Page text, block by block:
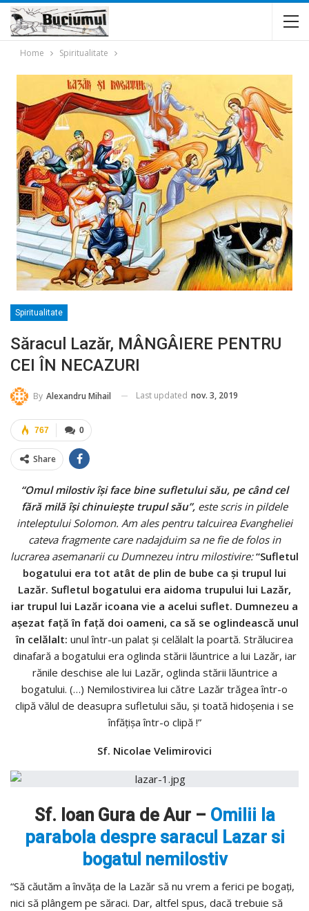
Home Spiritualitate
Spiritualitate
Săracul Lazăr, MÂNGÂIERE PENTRU
CEI ÎN NECAZURI
By Alexandru Mihail Last updated nov. 3, 2019
0
767
Share
“Omul milostiv îşi face bine sufletului său, pe când cel
fără milă îşi chinuieşte trupul său”, este scris in pildele
inteleptului Solomon. Am ales pentru talcuirea Evangheliei
cateva fragmente care nadajduim sa ne fie de folos in
lucrarea asemanarii cu Dumnezeu intru milostivire: “Sufletul
bogatului era tot atât de plin de bube ca şi trupul lui
Lazăr. Sufletul bogatului era aidoma trupului lui Lazăr,
iar trupul lui Lazăr icoana vie a acelui suflet. Dumnezeu a
aşezat faţă în faţă doi oameni, ca să se oglindească unul
în celălalt: unul într-un palat şi celălalt la poartă. Strălucirea
dinafară a bogatului era oglinda stării lăuntrice a lui Lazăr, iar
rănile deschise ale lui Lazăr, oglinda stării lăuntrice a
bogatului. (…) Nemilostivirea lui către Lazăr trăgea într-o
clipă vălul de deasupra sufletului său, şi toată hidoşenia i se
înfăţişa într-o clipă !”
Sf. Nicolae Velimirovici
Sf. Ioan Gura de Aur – Omilii la
parabola despre saracul Lazar si
bogatul nemilostiv
“Să căutăm a învăţa de la Lazăr să nu vrem a ferici pe bogaţi,
nici să plângem pe săraci. Dar, altfel spus, dacă trebuie să